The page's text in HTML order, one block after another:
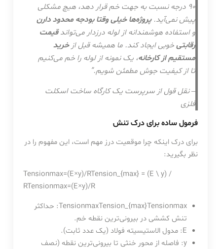
90 درجه نسبت به جهت خم قرار دهد، هیچ مشکلی
پیش نمی‌آید.پروژه‌ها خیلی وقتا بودجه محدود دارن
و استفاده هوشمندانه از لوله درزدار می‌تواندقیمت
رقابتیخوبی ایجاد کند. ما همیشه قبل ازخرید
مستقیم از کارخانه، یک نمونه از لوله را خم می‌کنیم
تا از کیفیت جوش مطمئن شویم.”
– نقل قول از سرپرست یک کارگاه ساخت اسکلت
فلزی
فرمول ساده برای درک تنش
برای درک اینکه چرا موقعیت درز مهم است، این مفهوم را در
نظر بگیرید:
Tensionmax=(E×y)/RTension_{max} = (E \ y) /
RTensionmax=(E×y)/R
TensionmaxTension_{max}Tensionmax
: حداکثر
تنش کششی در بیرونی‌ترین نقطه خم.
E: مدول الاستیسیته فولاد (یک عدد ثابت).
y: فاصله از محور خنثی تا بیرونی‌ترین نقطه (نصف